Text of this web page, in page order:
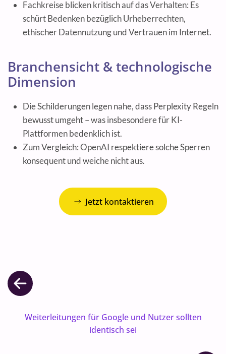
Fachkreise blicken kritisch auf das Verhalten: Es
schürt Bedenken bezüglich Urheberrechten,
ethischer Datennutzung und Vertrauen im Internet.
Branchensicht & technologische
Dimension
Die Schilderungen legen nahe, dass Perplexity Regeln
bewusst umgeht – was insbesondere für KI-
Plattformen bedenklich ist.
Zum Vergleich: OpenAI respektiere solche Sperren
konsequent und weiche nicht aus.
Jetzt kontaktieren
Weiterleitungen für Google und Nutzer sollten
identisch sei